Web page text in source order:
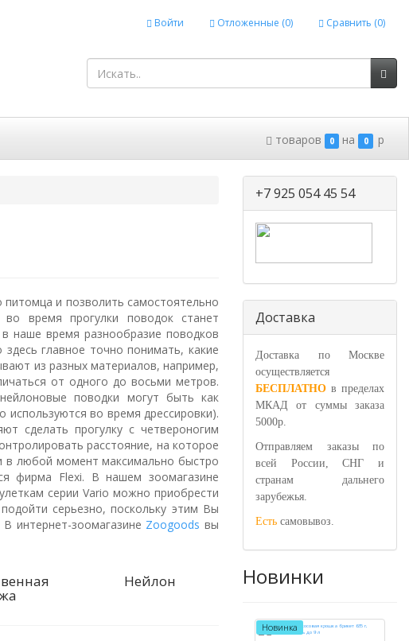
Войти Отложенные (0) Сравнить (0)
товаров 0 на 0 p
питомца и позволить самостоятельно
время прогулки поводок станет
наше время разнообразие поводков
главное точно понимать, какие
из разных материалов, например,
от одного до восьми метров.
поводки могут быть как
во время дрессировки).
сделать прогулку с четвероногим
расстояние, на которое
в любой момент максимально быстро
фирма Flexi. В нашем зоомагазине
серии Vario можно приобрести
серьезно, поскольку этим Вы
интернет-зоомагазине Zoogoods вы
Нейлон
+7 925 054 45 54
Доставка
Доставка по Москве
осуществляется
БЕСПЛАТНО в пределах
МКАД от суммы заказа
5000р.
Отправляем заказы по
всей России, СНГ и
странам дальнего
зарубежья.
Есть самовывоз.
Новинки
Новинка